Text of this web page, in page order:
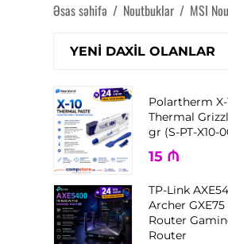
Əsas səhifə / Noutbuklar / MSI
YENI DAXIL OLANLAR
Polartherm X-
Thermal
gr (S-PT-X10-
15 ₼
TP-Link
Archer GXE75
Router
Router